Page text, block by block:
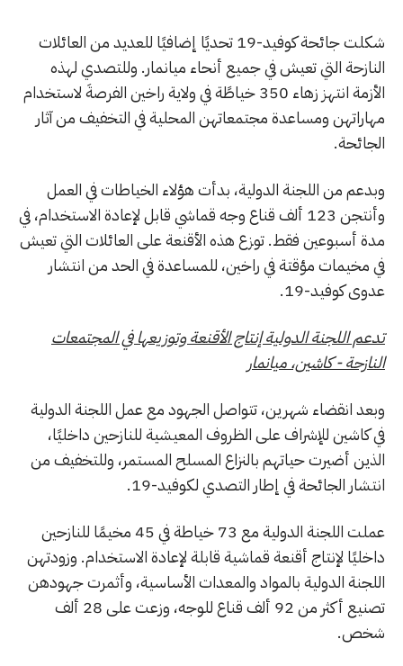
شكلت جائحة كوفيد-19 تحديًا إضافيًا للعديد من العائلات
النازحة التي تعيش في جميع أنحاء ميانمار. وللتصدي لهذه
الأزمة انتهز زهاء 350 خياطًة في ولاية راخين الفرصةَ لاستخدام
مهاراتهن ومساعدة مجتمعاتهن المحلية في التخفيف من آثار
الجائحة.
وبدعم من اللجنة الدولية، بدأت هؤلاء الخياطات في العمل
وأنتجن 123 ألف قناع وجه قماشي قابل لإعادة الاستخدام، في
مدة أسبوعين فقط. توزع هذه الأقنعة على العائلات التي تعيش
في مخيمات مؤقتة في راخين، للمساعدة في الحد من انتشار
عدوى كوفيد-19.
تدعم اللجنة الدولية إنتاج الأقنعة وتوزيعها في المجتمعات
النازحة - كاشين، ميانمار
وبعد انقضاء شهرين، تتواصل الجهود مع عمل اللجنة الدولية
في كاشين للإشراف على الظروف المعيشية للنازحين داخليًا،
الذين أضيرت حياتهم بالنزاع المسلح المستمر، وللتخفيف من
انتشار الجائحة في إطار التصدي لكوفيد-19.
عملت اللجنة الدولية مع 73 خياطة في 45 مخيمًا للنازحين
داخليًا لإنتاج أقنعة قماشية قابلة لإعادة الاستخدام. وزودتهن
اللجنة الدولية بالمواد والمعدات الأساسية، وأثمرت جهودهن
تصنيع أكثر من 92 ألف قناع للوجه، وزعت على 28 ألف
شخص.